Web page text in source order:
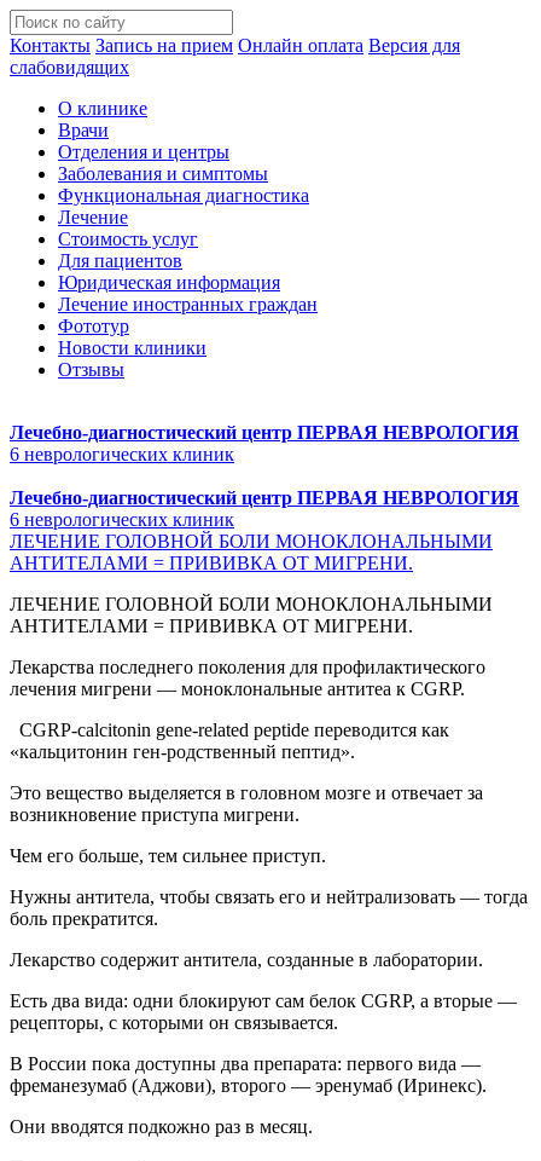
Контакты Запись на прием Онлайн оплата Версия для
слабовидящих
О клинике
Врачи
Отделения и центры
Заболевания и симптомы
Функциональная диагностика
Лечение
Стоимость услуг
Для пациентов
Юридическая информация
Лечение иностранных граждан
Фототур
Новости клиники
Отзывы
Лечебно-диагностический центр ПЕРВАЯ НЕВРОЛОГИЯ
6 неврологических клиник
Лечебно-диагностический центр ПЕРВАЯ НЕВРОЛОГИЯ
6 неврологических клиник
ЛЕЧЕНИЕ ГОЛОВНОЙ БОЛИ МОНОКЛОНАЛЬНЫМИ
АНТИТЕЛАМИ = ПРИВИВКА ОТ МИГРЕНИ.
ЛЕЧЕНИЕ ГОЛОВНОЙ БОЛИ МОНОКЛОНАЛЬНЫМИ
АНТИТЕЛАМИ = ПРИВИВКА ОТ МИГРЕНИ.
Лекарства последнего поколения для профилактического
лечения мигрени — моноклональные антитеа к CGRP.
CGRP-calcitonin gene-related peptide переводится как
«кальцитонин ген-родственный пептид».
Это вещество выделяется в головном мозге и отвечает за
возникновение приступа мигрени.
Чем его больше, тем сильнее приступ.
Нужны антитела, чтобы связать его и нейтрализовать — тогда
боль прекратится.
Лекарство содержит антитела, созданные в лаборатории.
Есть два вида: одни блокируют сам белок CGRP, а вторые —
рецепторы, с которыми он связывается.
В России пока доступны два препарата: первого вида —
фреманезумаб (Аджови), второго — эренумаб (Иринекс).
Они вводятся подкожно раз в месяц.